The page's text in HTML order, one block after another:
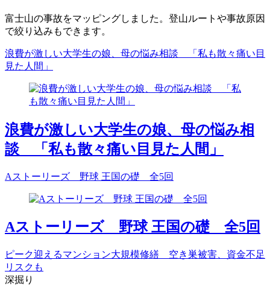
富士山の事故をマッピングしました。登山ルートや事故原因
で絞り込みもできます。
浪費が激しい大学生の娘、母の悩み相談 「私も散々痛い目
見た人間」
浪費が激しい大学生の娘、母の悩み相
談 「私も散々痛い目見た人間」
Aストーリーズ 野球 王国の礎 全5回
Aストーリーズ 野球 王国の礎 全5回
ピーク迎えるマンション大規模修繕 空き巣被害、資金不足
リスクも
深掘り